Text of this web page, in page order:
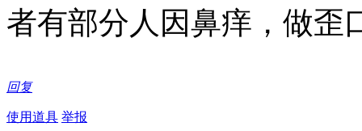
者有部分人因鼻痒，做歪
回复
使用道具 举报